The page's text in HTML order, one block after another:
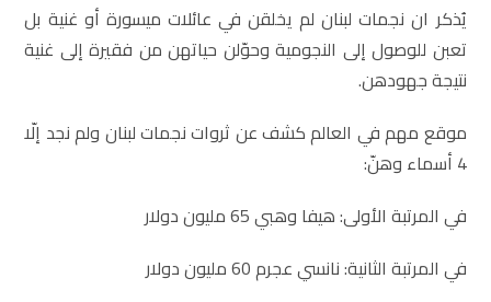
يُذكر ان نجمات لبنان لم يخلقن في عائلات ميسورة أو غنية بل
تعبن للوصول إلى النجومية وحوّلن حياتهن من فقيرة إلى غنية
نتيجة جهودهن.
موقع مهم في العالم كشف عن ثروات نجمات لبنان ولم نجد إلّا
4 أسماء وهنّ:
في المرتبة الأولى: هيفا وهبي 65 مليون دولار
في المرتبة الثانية: نانسي عجرم 60 مليون دولار